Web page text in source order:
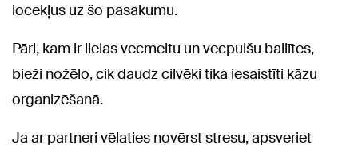
locekļus uz šo pasākumu.
Pāri, kam ir lielas vecmeitu un vecpuišu ballītes,
bieži nožēlo, cik daudz cilvēki tika iesaistīti kāzu
organizēšanā.
Ja ar partneri vēlaties novērst stresu, apsveriet